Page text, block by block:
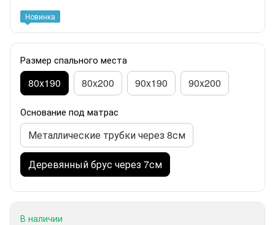
Новинка
Размер спального места
80x190 80x200 90x190 90x200
Основание под матрас
Металлические трубки через 8см
Деревянный брус через 7см
В наличии